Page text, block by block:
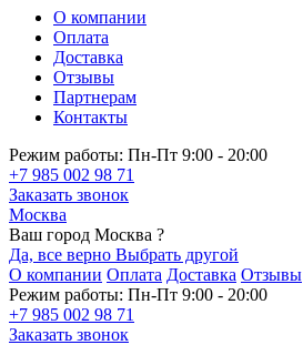
О компании
Оплата
Доставка
Отзывы
Партнерам
Контакты
Режим работы: Пн-Пт 9:00 - 20:00
+7 985 002 98 71
Заказать звонок
Москва
Ваш город Москва ?
Да, все верно Выбрать другой
О компании Оплата Доставка Отзывы
Режим работы: Пн-Пт 9:00 - 20:00
+7 985 002 98 71
Заказать звонок